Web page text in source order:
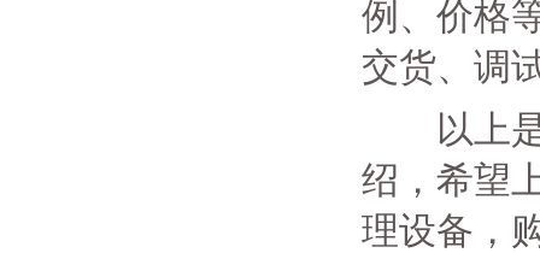
例、价格
交货、调
以上是
绍，希望
理设备，